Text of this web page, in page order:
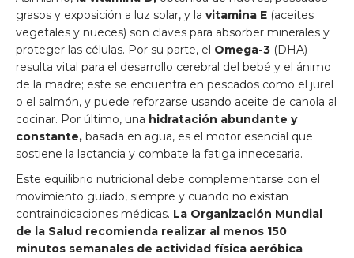
grasos y exposición a luz solar, y la vitamina E (aceites
vegetales y nueces) son claves para absorber minerales y
proteger las células. Por su parte, el Omega-3 (DHA)
resulta vital para el desarrollo cerebral del bebé y el ánimo
de la madre; este se encuentra en pescados como el jurel
o el salmón, y puede reforzarse usando aceite de canola al
cocinar. Por último, una hidratación abundante y
constante, basada en agua, es el motor esencial que
sostiene la lactancia y combate la fatiga innecesaria.
Este equilibrio nutricional debe complementarse con el
movimiento guiado, siempre y cuando no existan
contraindicaciones médicas. La Organización Mundial
de la Salud recomienda realizar al menos 150
minutos semanales de actividad física aeróbica